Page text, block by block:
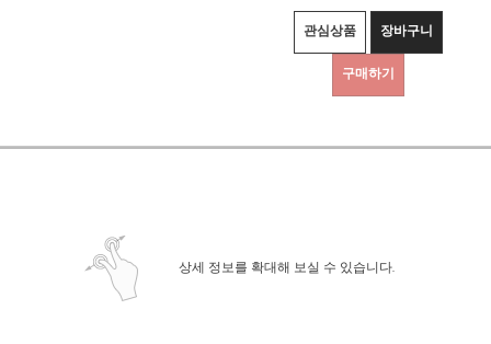
관심상품
장바구니
구매하기
상세 정보를 확대해 보실 수 있습니다.